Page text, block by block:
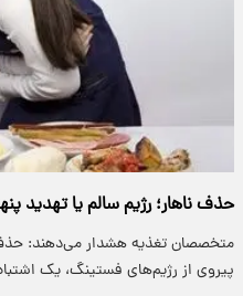
حذف ناهار؛ رژیم سالم یا تهدید
متخصصان تغذیه هشدار می‌دهند: حذف
پیروی از رژیم‌های فستینگ، یک